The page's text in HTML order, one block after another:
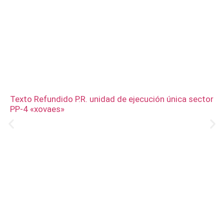
Texto Refundido P.R. unidad de ejecución única sector
PP-4 «xovaes»